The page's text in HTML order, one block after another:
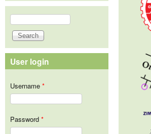
Search form
Search
User login
Username *
Password *